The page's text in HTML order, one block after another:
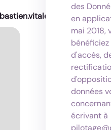
des
en
mai 2018,
d'accès,
données
écrivant à